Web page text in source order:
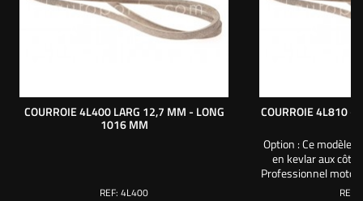
COURROIE 4L400 LARG 12,7 MM - LONG
1016 MM
REF: 4L400
COURROIE 4L810 -
Option : Ce modèle
en kevlar aux
Professionnel
Pour un usageREF: